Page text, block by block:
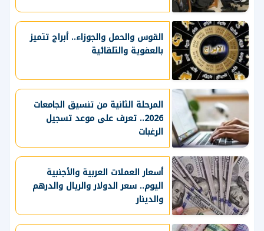
القوس والحمل والجوزاء.. أبراج تتميز
بالعفوية والتلقائية
المرحلة الثانية من تنسيق الجامعات
2026.. تعرف على موعد تسجيل
الرغبات
أسعار العملات العربية والأجنبية
اليوم.. سعر الدولار والريال والدرهم
والدينار